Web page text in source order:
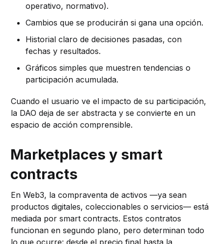
operativo, normativo).
Cambios que se producirán si gana una opción.
Historial claro de decisiones pasadas, con
fechas y resultados.
Gráficos simples que muestren tendencias o
participación acumulada.
Cuando el usuario ve el impacto de su participación,
la DAO deja de ser abstracta y se convierte en un
espacio de acción comprensible.
Marketplaces y smart
contracts
En Web3, la compraventa de activos —ya sean
productos digitales, coleccionables o servicios— está
mediada por smart contracts. Estos contratos
funcionan en segundo plano, pero determinan todo
lo que ocurre: desde el precio final hasta la